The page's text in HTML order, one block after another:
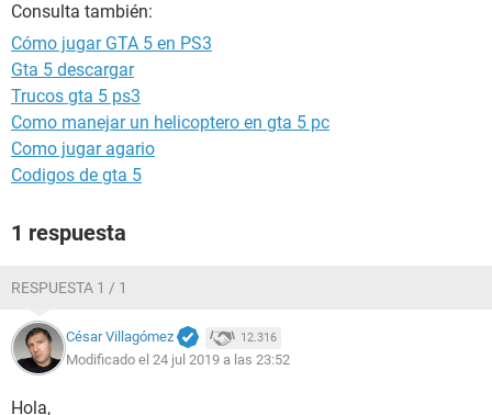
Consulta también:
Cómo jugar GTA 5 en PS3
Gta 5 descargar
Trucos gta 5 ps3
Como manejar un helicoptero en gta 5 pc
Como jugar agario
Codigos de gta 5
1 respuesta
RESPUESTA 1 / 1
César Villagómez 12.316
Modificado el 24 jul 2019 a las 23:52
Hola,